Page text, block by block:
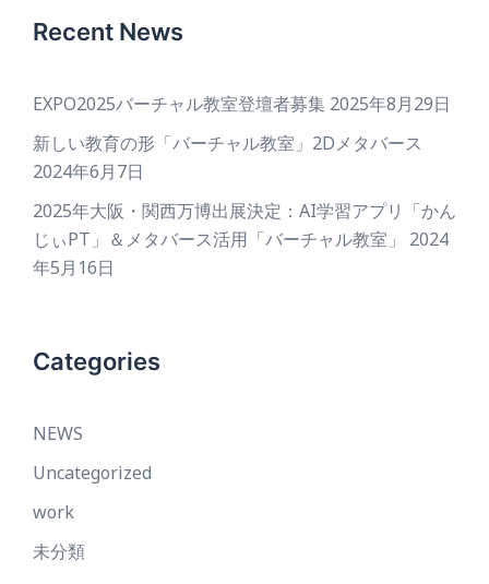
Recent News
EXPO2025バーチャル教室登壇者募集 2025年8月29日
新しい教育の形「バーチャル教室」2Dメタバース
2024年6月7日
2025年大阪・関西万博出展決定：AI学習アプリ「かん
じぃPT」＆メタバース活用「バーチャル教室」
2024
年5月16日
Categories
NEWS
Uncategorized
work
未分類